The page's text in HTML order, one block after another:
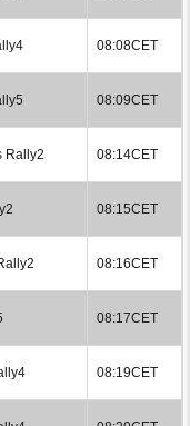
08:08CET
08:09CET
Rally2 08:14CET
08:15CET
08:16CET
08:17CET
08:19CET